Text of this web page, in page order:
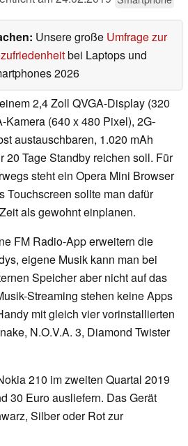
Unsere große Umfrage zur
bei Laptops und
2026
2,4 Zoll QVGA-Display (320
Kamera (640 x 480 Pixel), 2G-
austauschbaren, 1.020 mAh
20 Tage Standby reichen soll. Für
steht ein Opera Mini Browser
Touchscreen sollte man dafür
als gewohnt einplanen.
FM Radio-App erweitern die
eigene Musik kann man bei
Speicher aber nicht auf das
Streaming stehen keine Apps
mit gleich vier vorinstallierten
N.O.V.A. 3, Diamond Twister
210 im zweiten Quartal 2019
30 Euro ausliefern. Das Gerät
Silber oder Rot zur